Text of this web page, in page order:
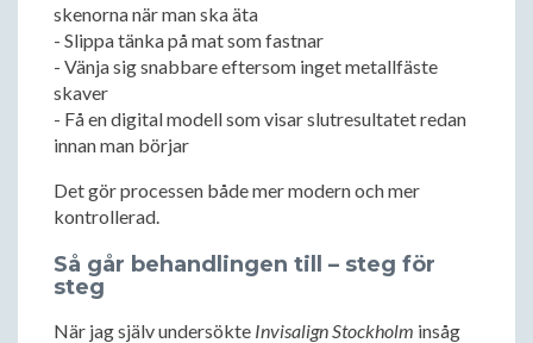
skenorna när man ska äta
- Slippa tänka på mat som fastnar
- Vänja sig snabbare eftersom inget metallfäste
skaver
- Få en digital modell som visar slutresultatet redan
innan man börjar
Det gör processen både mer modern och mer
kontrollerad.
Så går behandlingen till – steg för
steg
När jag själv undersökte Invisalign Stockholm insåg